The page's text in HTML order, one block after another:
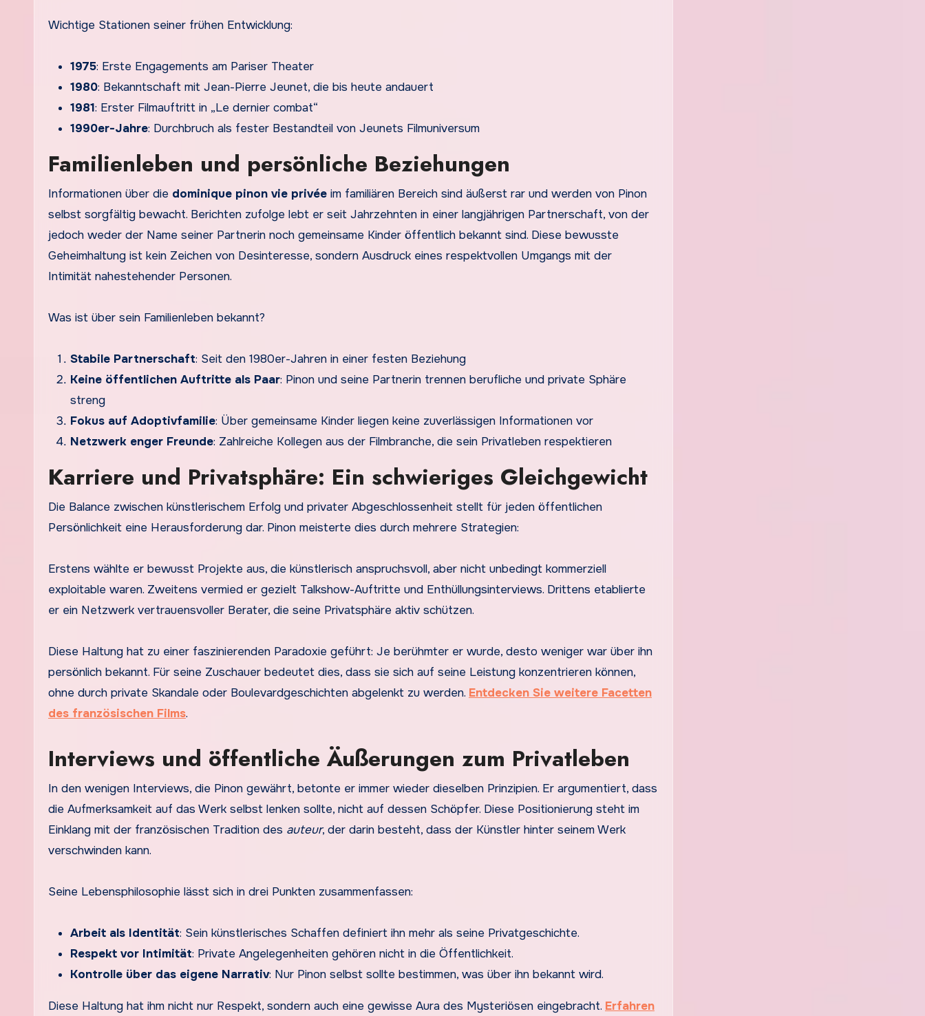
Wichtige Stationen seiner frühen Entwicklung:
1975: Erste Engagements am Pariser Theater
1980: Bekanntschaft mit Jean-Pierre Jeunet, die bis heute andauert
1981: Erster Filmauftritt in „Le dernier combat“
1990er-Jahre: Durchbruch als fester Bestandteil von Jeunets Filmuniversum
Familienleben und persönliche Beziehungen
Informationen über die dominique pinon vie privée im familiären Bereich sind äußerst rar und werden von Pinon
selbst sorgfältig bewacht. Berichten zufolge lebt er seit Jahrzehnten in einer langjährigen Partnerschaft, von der
jedoch weder der Name seiner Partnerin noch gemeinsame Kinder öffentlich bekannt sind. Diese bewusste
Geheimhaltung ist kein Zeichen von Desinteresse, sondern Ausdruck eines respektvollen Umgangs mit der
Intimität nahestehender Personen.
Was ist über sein Familienleben bekannt?
Stabile Partnerschaft: Seit den 1980er-Jahren in einer festen Beziehung
Keine öffentlichen Auftritte als Paar: Pinon und seine Partnerin trennen berufliche und private Sphäre
streng
Fokus auf Adoptivfamilie: Über gemeinsame Kinder liegen keine zuverlässigen Informationen vor
Netzwerk enger Freunde: Zahlreiche Kollegen aus der Filmbranche, die sein Privatleben respektieren
Karriere und Privatsphäre: Ein schwieriges Gleichgewicht
Die Balance zwischen künstlerischem Erfolg und privater Abgeschlossenheit stellt für jeden öffentlichen
Persönlichkeit eine Herausforderung dar. Pinon meisterte dies durch mehrere Strategien:
Erstens wählte er bewusst Projekte aus, die künstlerisch anspruchsvoll, aber nicht unbedingt kommerziell
exploitable waren. Zweitens vermied er gezielt Talkshow-Auftritte und Enthüllungsinterviews. Drittens etablierte
er ein Netzwerk vertrauensvoller Berater, die seine Privatsphäre aktiv schützen.
Diese Haltung hat zu einer faszinierenden Paradoxie geführt: Je berühmter er wurde, desto weniger war über ihn
persönlich bekannt. Für seine Zuschauer bedeutet dies, dass sie sich auf seine Leistung konzentrieren können,
ohne durch private Skandale oder Boulevardgeschichten abgelenkt zu werden. Entdecken Sie weitere Facetten
des französischen Films.
Interviews und öffentliche Äußerungen zum Privatleben
In den wenigen Interviews, die Pinon gewährt, betonte er immer wieder dieselben Prinzipien. Er argumentiert, dass
die Aufmerksamkeit auf das Werk selbst lenken sollte, nicht auf dessen Schöpfer. Diese Positionierung steht im
Einklang mit der französischen Tradition des auteur, der darin besteht, dass der Künstler hinter seinem Werk
verschwinden kann.
Seine Lebensphilosophie lässt sich in drei Punkten zusammenfassen:
Arbeit als Identität: Sein künstlerisches Schaffen definiert ihn mehr als seine Privatgeschichte.
Respekt vor Intimität: Private Angelegenheiten gehören nicht in die Öffentlichkeit.
Kontrolle über das eigene Narrativ: Nur Pinon selbst sollte bestimmen, was über ihn bekannt wird.
Diese Haltung hat ihm nicht nur Respekt, sondern auch eine gewisse Aura des Mysteriösen eingebracht. Erfahren